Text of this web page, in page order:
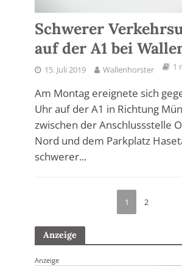
Schwerer
auf der A1 bei
15. Juli 2019 Wallenhorster 1
Am Montag ereignete sich
Uhr auf der A1 in Richtung
zwischen der Anschlussstelle
Nord und dem Parkplatz
schwerer...
1 2
Anzeige
Anzeige